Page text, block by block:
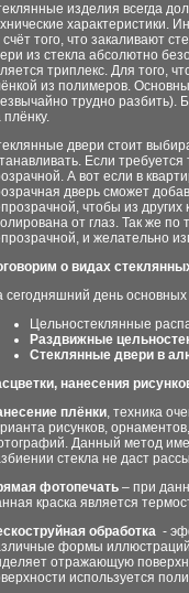
изделия всегда
характеристики.
счёт того, что закаливают
из стекла абсолютно
триплекс. Для того,
из полимеров.
трудно разбить).
плёнку.
двери стоит
Если
А вот если в
дверь сможет
чтобы из
от глаз. Так же
и желательно
о видах
сегодняшний день
Цельностеклянные
Раздвижные
Стеклянные двери в
нанесения
плёнки, техника
рисунков,
Данный метод
стекла не даст
фотопечать – при
краска является
обработка -
формы
отражающую
используется